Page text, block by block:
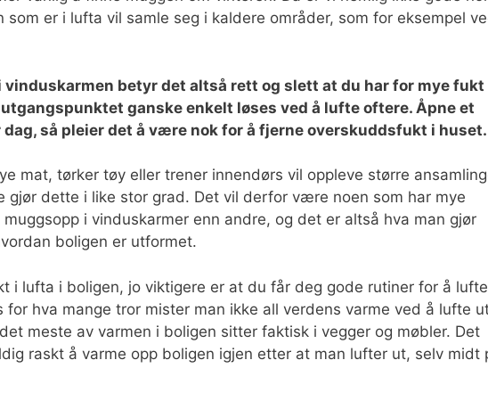
er i lufta vil samle seg i kaldere områder, som for eksempel
vinduskarmen betyr det altså rett og slett at du har for mye fukt
ganske enkelt løses ved å lufte oftere. Åpne et
dag, så pleier det å være nok for å fjerne overskuddsfukt i huset.
mat, tørker tøy eller trener innendørs vil oppleve større
gjør dette i like stor grad. Det vil derfor være noen som har mye
i vinduskarmer enn andre, og det er altså hva man gjør
boligen er utformet.
i lufta i boligen, jo viktigere er at du får deg gode rutiner for å lufte
hva mange tror mister man ikke all verdens varme ved å lufte
meste av varmen i boligen sitter faktisk i vegger og møbler. Det
raskt å varme opp boligen igjen etter at man lufter ut, selv midt